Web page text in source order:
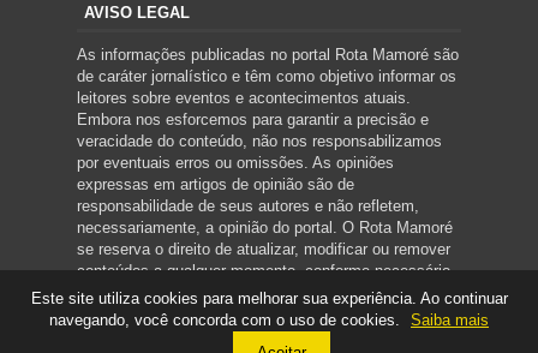
AVISO LEGAL
As informações publicadas no portal Rota Mamoré são
de caráter jornalístico e têm como objetivo informar os
leitores sobre eventos e acontecimentos atuais.
Embora nos esforcemos para garantir a precisão e
veracidade do conteúdo, não nos responsabilizamos
por eventuais erros ou omissões. As opiniões
expressas em artigos de opinião são de
responsabilidade de seus autores e não refletem,
necessariamente, a opinião do portal. O Rota Mamoré
se reserva o direito de atualizar, modificar ou remover
conteúdos a qualquer momento, conforme necessário.
Este site utiliza cookies para melhorar sua experiência. Ao continuar
navegando, você concorda com o uso de cookies.
Saiba mais
Copyright ©2026ROTA MAMORÉ